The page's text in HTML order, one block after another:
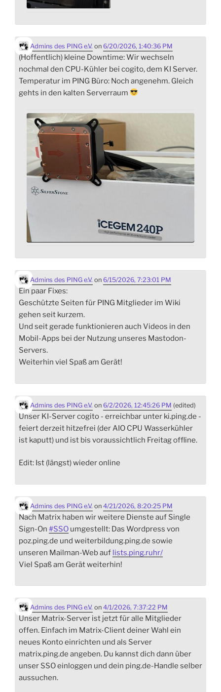
Admins des PING e.V. on 6/20/2026, 1:40:36 PM
(Hoffentlich) kleine Downtime: Wir wechseln
nochmal den CPU-Kühler bei cogito, dem KI Server.
Temperatur im PING Büro: Noch angenehm. Gleich
gehts in den kalten Serverraum
Admins des PING e.V. on 6/15/2026, 7:23:01 PM
Ein paar Fixes:
Geschützte Seiten für PING Mitglieder im Wiki
gehen seit kurzem.
Und seit gerade funktionieren auch Videos in den
Mobil-Apps bei der Nutzung unseres Mastodon-
Servers.
Weiterhin viel Spaß am Gerät!
Admins des PING e.V. on 6/2/2026, 12:45:26 PM (edited)
Unser KI-Server cogito - erreichbar unter ki.ping.de -
feiert derzeit hitzefrei (der AIO CPU Wasserkühler
ist kaputt) und ist bis voraussichtlich Freitag offline.
Edit: Ist (längst) wieder online
Admins des PING e.V. on 4/21/2026, 8:20:25 PM
Nach Matrix haben wir weitere Dienste auf Single
Sign-On #SSO umgestellt: Das Wordpress von
poz.ping.de und weiterbildung.ping.de sowie
unseren Mailman-Web auf lists.ping.ruhr/
Viel Spaß am Gerät weiterhin!
Admins des PING e.V. on 4/1/2026, 7:37:22 PM
Unser Matrix-Server ist jetzt für alle Mitglieder
offen. Einfach im Matrix-Client deiner Wahl ein
neues Konto einrichten und als Server
matrix.ping.de angeben. Du kannst dich dann über
unser SSO einloggen und dein ping.de-Handle selber
aussuchen.